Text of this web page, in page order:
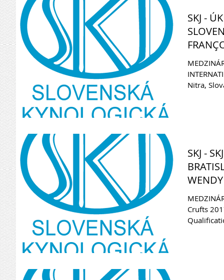
SKJ -
0
Nitra,
SKJ -
Crufts